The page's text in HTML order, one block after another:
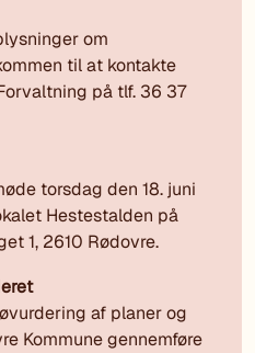
om
til at kontakte
på tlf. 36 37
torsdag den 18. juni
Hestestalden på
1, 2610 Rødovre.
af planer og
Kommune gennemføre